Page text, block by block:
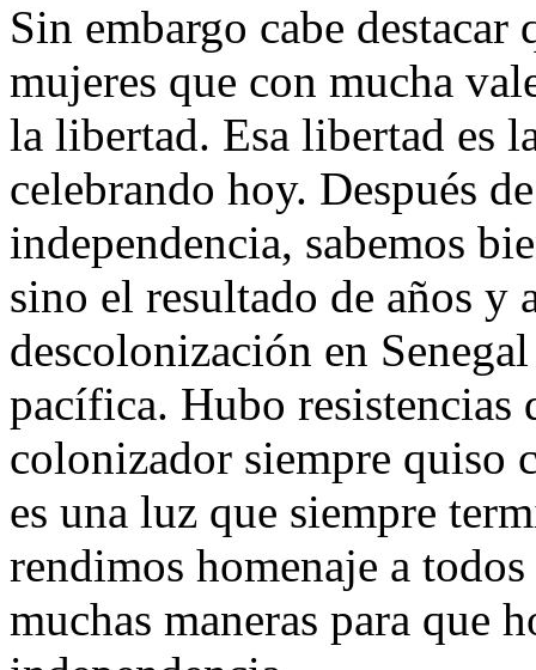
Sin embargo cabe
mujeres que con mucha
la libertad. Esa libertad es
celebrando hoy. Después
independencia, sabemos
sino el resultado de años y
descolonización en
pacífica. Hubo resistencias
colonizador siempre quiso
es una luz que siempre
rendimos homenaje a
muchas maneras para que